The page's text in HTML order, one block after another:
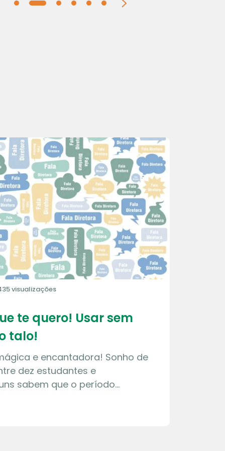
visualizações
te quero! Usar sem
talo!
e encantadora! Sonho de
dez estudantes e
sabem que o período…